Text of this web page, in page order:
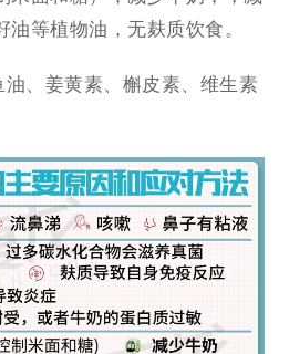
等植物油，无麸质饮食。
油、姜黄素、槲皮素、维生素